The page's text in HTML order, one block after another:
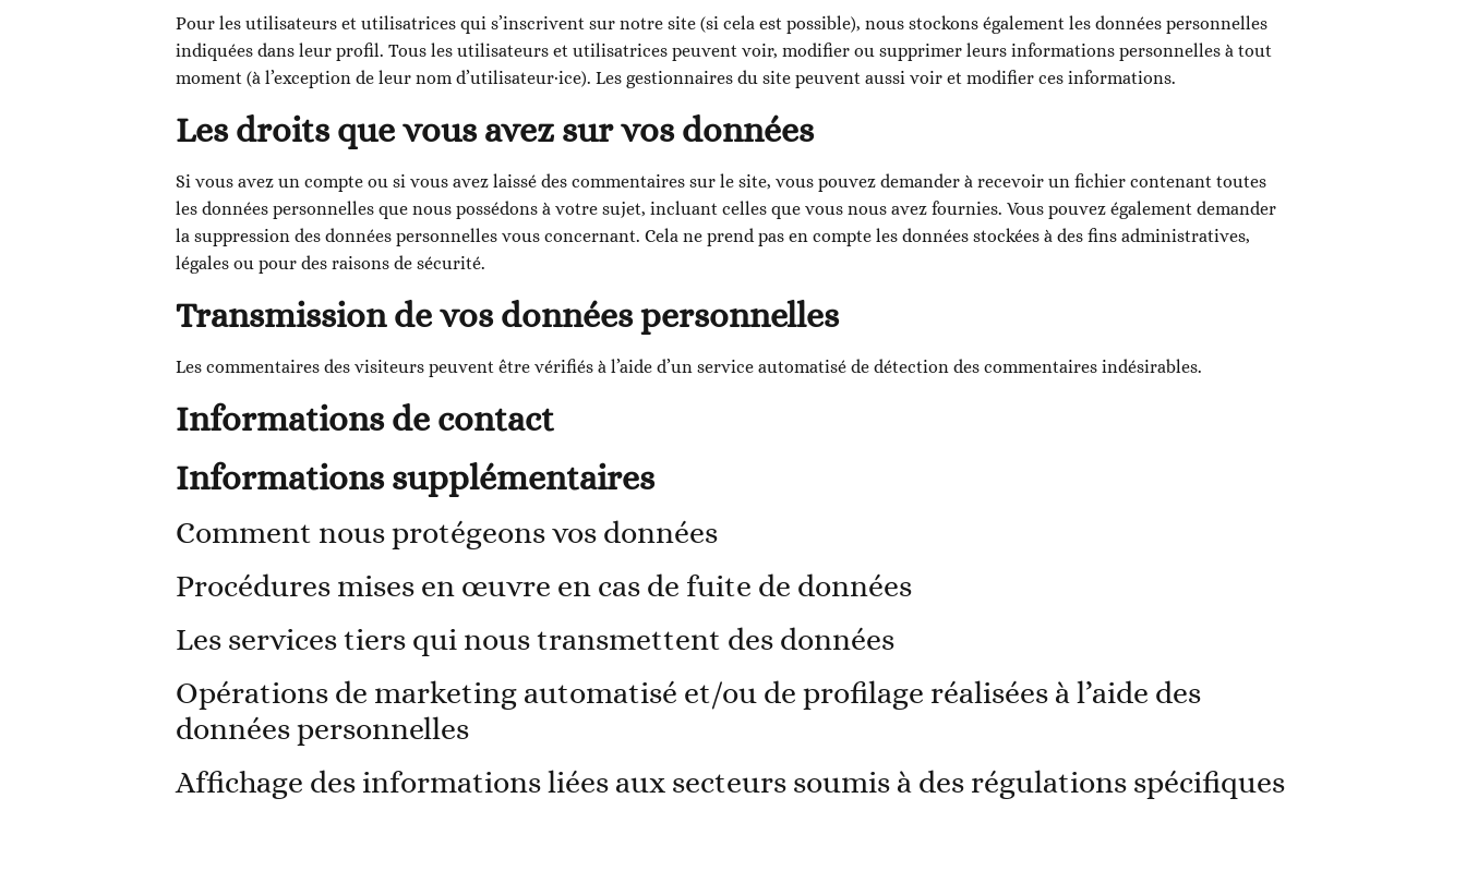
Pour les utilisateurs et utilisatrices qui s’inscrivent sur notre site (si cela est possible), nous stockons également les données personnelles
indiquées dans leur profil. Tous les utilisateurs et utilisatrices peuvent voir, modifier ou supprimer leurs informations personnelles à tout
moment (à l’exception de leur nom d’utilisateur·ice). Les gestionnaires du site peuvent aussi voir et modifier ces informations.
Les droits que vous avez sur vos données
Si vous avez un compte ou si vous avez laissé des commentaires sur le site, vous pouvez demander à recevoir un fichier contenant toutes
les données personnelles que nous possédons à votre sujet, incluant celles que vous nous avez fournies. Vous pouvez également demander
la suppression des données personnelles vous concernant. Cela ne prend pas en compte les données stockées à des fins administratives,
légales ou pour des raisons de sécurité.
Transmission de vos données personnelles
Les commentaires des visiteurs peuvent être vérifiés à l’aide d’un service automatisé de détection des commentaires indésirables.
Informations de contact
Informations supplémentaires
Comment nous protégeons vos données
Procédures mises en œuvre en cas de fuite de données
Les services tiers qui nous transmettent des données
Opérations de marketing automatisé et/ou de profilage réalisées à l’aide des
données personnelles
Affichage des informations liées aux secteurs soumis à des régulations spécifiques